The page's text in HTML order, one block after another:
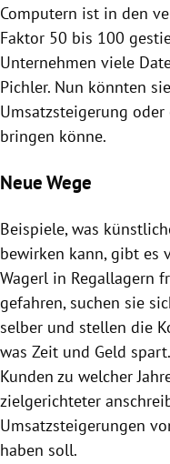
Computern ist in den
Faktor 50 bis 100
Unternehmen viele
Pichler. Nun könnten
Umsatzsteigerung
bringen könne.
Neue Wege
Beispiele, was
bewirken kann, gibt es
Wagerl in Regallagern
gefahren, suchen sie
selber und stellen die
was Zeit und Geld
Kunden zu welcher
zielgerichteter
Umsatzsteigerungen
haben soll.